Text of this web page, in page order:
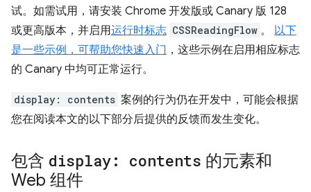
试。如需试用，请安装 Chrome 开发版或 Canary 版 128
或更高版本，并启用运行时标志 CSSReadingFlow 。 以下
是一些示例，可帮助您快速入门 ，这些示例在启用相应标志
的 Canary 中均可正常运行。
display: contents 案例的行为仍在开发中，可能会根据
您在阅读本文的以下部分后提供的反馈而发生变化。
包含 display: contents 的元素和
Web 组件